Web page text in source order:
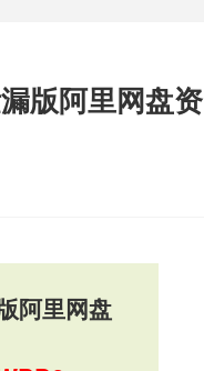
版阿里网盘资
阿里网盘